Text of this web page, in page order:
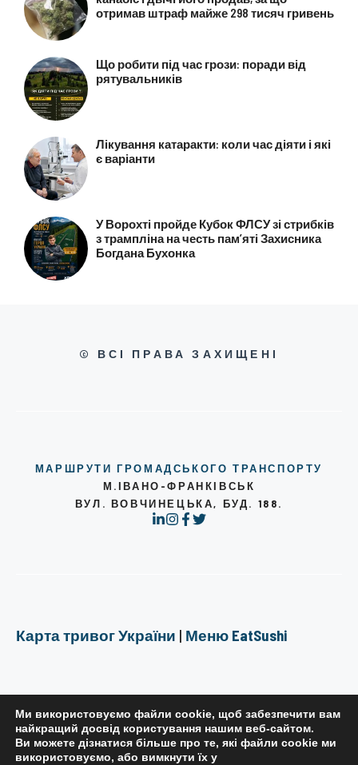
отримав штраф майже 298 тисяч гривень
Що робити під час грози: поради від
рятувальників
Лікування катаракти: коли час діяти і які
є варіанти
У Ворохті пройде Кубок ФЛСУ зі стрибків
з трампліна на честь пам’яті Захисника
Богдана Бухонка
© ВСІ ПРАВА ЗАХИЩЕНІ
МАРШРУТИ ГРОМАДСЬКОГО ТРАНСПОРТУ
М.ІВАНО-ФРАНКІВСЬК
ВУЛ. ВОВЧИНЕЦЬКА, БУД. 188.
Карта тривог України | Меню EatSushi
РЕДАКЦІЙНА ПОЛІТИКА
Ми використовуємо файли cookie, щоб забезпечити вам
найкращий досвід користування нашим веб-сайтом.
Ви можете дізнатися більше про те, які файли cookie ми
використовуємо, або вимкнути їх у